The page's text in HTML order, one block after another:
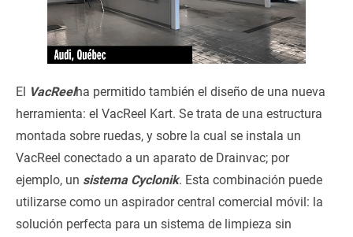
El VacReelha permitido también el diseño de una nueva
herramienta: el VacReel Kart. Se trata de una estructura
montada sobre ruedas, y sobre la cual se instala un
VacReel conectado a un aparato de Drainvac; por
ejemplo, un sistema Cyclonik. Esta combinación puede
utilizarse como un aspirador central comercial móvil: la
solución perfecta para un sistema de limpieza sin